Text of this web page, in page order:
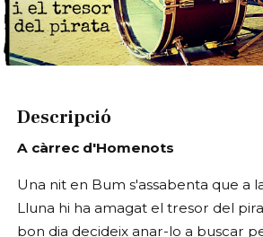
Descripció
A càrrec d'Homenots
Una nit en Bum s'assabenta que a
Lluna hi ha amagat el tresor del
bon dia decideix anar-lo a buscar